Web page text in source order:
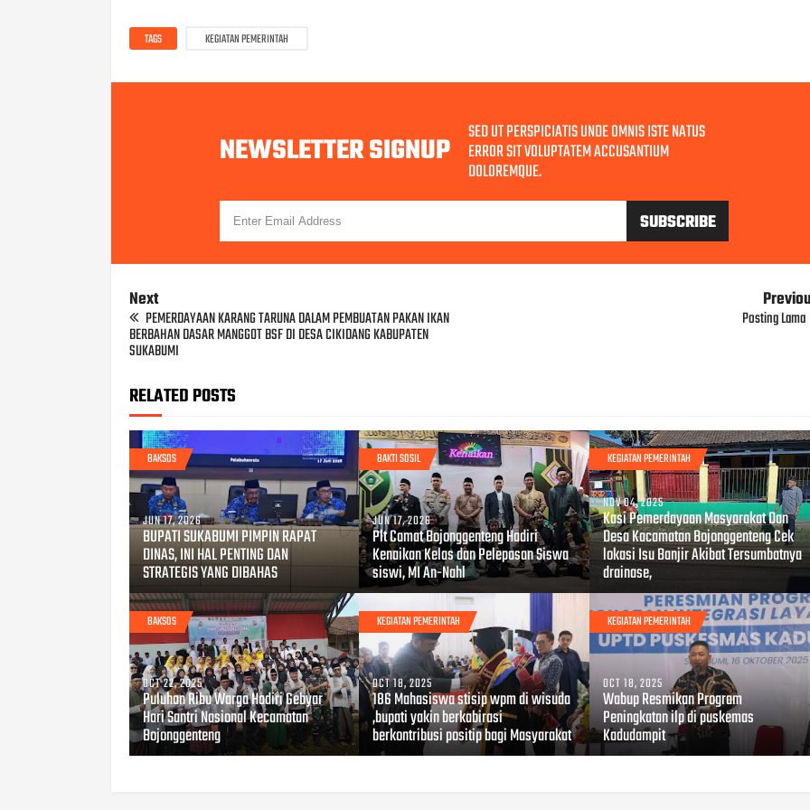
TAGS KEGIATAN PEMERINTAH
NEWSLETTER SIGNUP SED UT PERSPICIATIS UNDE OMNIS ISTE NATUS
ERROR SIT VOLUPTATEM ACCUSANTIUM
DOLOREMQUE.
Next
PEMERDAYAAN KARANG TARUNA DALAM PEMBUATAN PAKAN IKAN
BERBAHAN DASAR MANGGOT BSF DI DESA CIKIDANG KABUPATEN
SUKABUMI
Posting Lama
RELATED POSTS
BAKSOS
JUN 17, 2026
BUPATI SUKABUMI PIMPIN RAPAT
DINAS, INI HAL PENTING DAN
STRATEGIS YANG DIBAHAS
BAKTI SOSIL
JUN 17, 2026
Plt Camat Bojonggenteng Hadiri
Kenaikan Kelas dan Pelepasan Siswa
siswi, MI An-Nahl
KEGIATAN PEMERINTAH
NOV 04, 2025
Kasi Pemerdayaan Masyarakat Dan
Desa Kacamatan Bojonggenteng Cek
lokasi Isu Banjir Akibat Tersumbatnya
drainase,
BAKSOS
OCT 22, 2025
Puluhan Ribu Warga Hadiri Gebyar
Hari Santri Nasional Kecamatan
Bojonggenteng
KEGIATAN PEMERINTAH
OCT 18, 2025
186 Mahasiswa stisip wpm di wisuda
,bupati yakin berkabirasi
berkontribusi positip bagi Masyarakat
KEGIATAN PEMERINTAH
OCT 18, 2025
Wabup Resmikan Program
Peningkatan ilp di puskemas
Kadudampit